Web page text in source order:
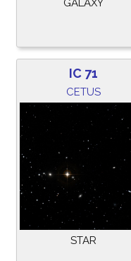
GALAXY
IC 71
CETUS
STAR